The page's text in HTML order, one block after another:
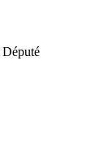
Député